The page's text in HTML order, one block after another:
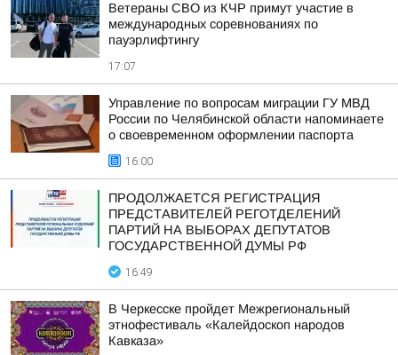
Ветераны СВО из КЧР примут участие в
международных соревнованиях по
пауэрлифтингу
17:07
Управление по вопросам миграции ГУ МВД
России по Челябинской области напоминаете
о своевременном оформлении паспорта
16:00
ПРОДОЛЖАЕТСЯ РЕГИСТРАЦИЯ
ПРЕДСТАВИТЕЛЕЙ РЕГОТДЕЛЕНИЙ
ПАРТИЙ НА ВЫБОРАХ ДЕПУТАТОВ
ГОСУДАРСТВЕННОЙ ДУМЫ РФ
16:49
В Черкесске пройдет Межрегиональный
этнофестиваль «Калейдоскоп народов
Кавказа»